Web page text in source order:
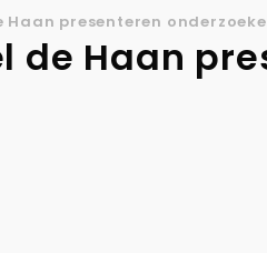
Haan presenteren
de Haan